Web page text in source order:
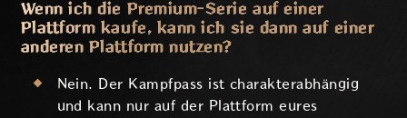
Wenn ich die Premium-Serie auf einer
Plattform kaufe, kann ich sie dann auf einer
anderen Plattform nutzen?
Nein. Der Kampfpass ist charakterabhängig
und kann nur auf der Plattform eures